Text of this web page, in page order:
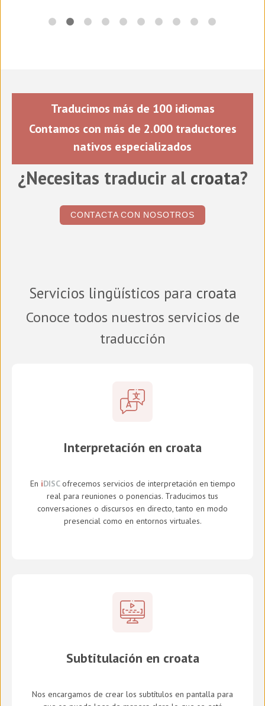
Traducimos más de 100 idiomas
Contamos con más de 2.000 traductores
nativos especializados
¿Necesitas traducir al croata?
CONTACTA CON NOSOTROS
Servicios lingüísticos para croata
Conoce todos nuestros servicios de
traducción
Interpretación en croata
En iDISC ofrecemos servicios de interpretación en tiempo
real para reuniones o ponencias. Traducimos tus
conversaciones o discursos en directo, tanto en modo
presencial como en entornos virtuales.
Subtitulación en croata
Nos encargamos de crear los subtítulos en pantalla para